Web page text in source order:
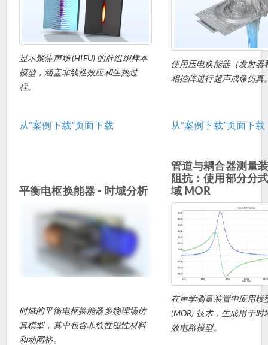
显示聚焦声场 (HIFU) 的肝组织样本
模型，涵盖非线性效应和生热过
程。
从“案例下载”页面下载
使用压电换能器（发射器
相控阵进行超声成像仿真
从“案例下载”页面下载
平衡电枢换能器 - 时域分析
时域的平衡电枢换能器多物理场仿
真模型，其中包含非线性磁性材料
和动网格。
管道与耦合器测量
阻抗：使用部分分
域 MOR
在声学测量装置中应用模
(MOR) 技术，生成用于时
效电路模型。